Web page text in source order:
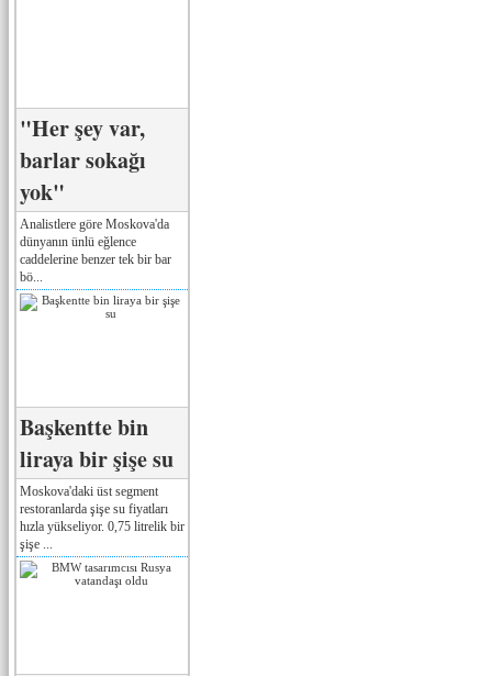
"Her şey var,
barlar sokağı
yok"
Analistlere göre Moskova'da
dünyanın ünlü eğlence
caddelerine benzer tek bir bar
bö...
Başkentte bin
liraya bir şişe su
Moskova'daki üst segment
restoranlarda şişe su fiyatları
hızla yükseliyor. 0,75 litrelik bir
şişe ...